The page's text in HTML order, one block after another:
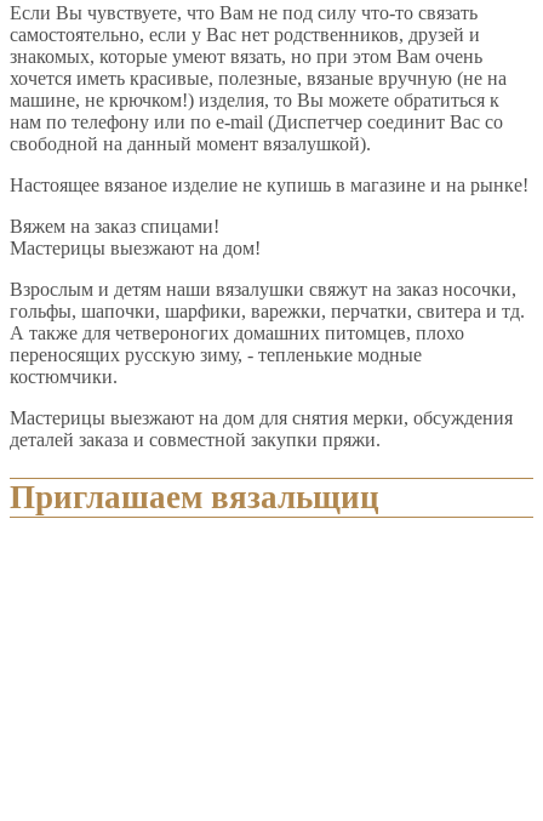
Если Вы чувствуете, что Вам не под силу что-то связать
самостоятельно, если у Вас нет родственников, друзей и
знакомых, которые умеют вязать, но при этом Вам очень
хочется иметь красивые, полезные, вязаные вручную (не на
машине, не крючком!) изделия, то Вы можете обратиться к
нам по телефону или по e-mail (Диспетчер соединит Вас со
свободной на данный момент вязалушкой).
Настоящее вязаное изделие не купишь в магазине и на рынке!
Вяжем на заказ спицами!
Мастерицы выезжают на дом!
Взрослым и детям наши вязалушки свяжут на заказ носочки,
гольфы, шапочки, шарфики, варежки, перчатки, свитера и тд.
А также для четвероногих домашних питомцев, плохо
переносящих русскую зиму, - тепленькие модные
костюмчики.
Мастерицы выезжают на дом для снятия мерки, обсуждения
деталей заказа и совместной закупки пряжи.
Приглашаем вязальщиц